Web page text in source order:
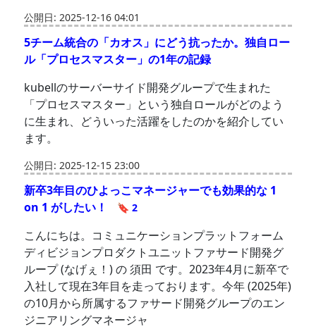
公開日: 2025-12-16 04:01
5チーム統合の「カオス」にどう抗ったか。独自ロー
ル「プロセスマスター」の1年の記録
kubellのサーバーサイド開発グループで生まれた
「プロセスマスター」という独自ロールがどのよう
に生まれ、どういった活躍をしたのかを紹介してい
ます。
公開日: 2025-12-15 23:00
新卒3年目のひよっこマネージャーでも効果的な 1
on 1 がしたい！
🔖 2
こんにちは。コミュニケーションプラットフォーム
ディビジョンプロダクトユニットファサード開発グ
ループ (なげぇ！) の 須田 です。2023年4月に新卒で
入社して現在3年目を走っております。今年 (2025年)
の10月から所属するファサード開発グループのエン
ジニアリングマネージャ